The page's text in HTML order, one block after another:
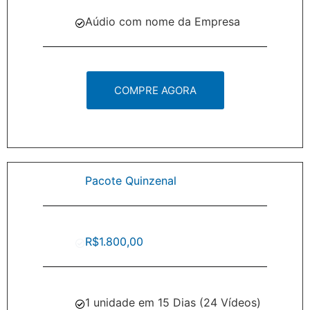
Aúdio com nome da Empresa
COMPRE AGORA
Pacote Quinzenal
R$1.800,00
1 unidade em 15 Dias (24 Vídeos)